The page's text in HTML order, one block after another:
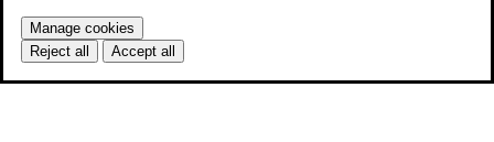
Manage cookies
Reject all
Accept all